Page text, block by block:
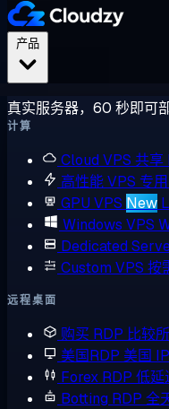
真实服务器，60 秒即可
计算
Cloud VPS 共享
高性能 VPS 专
GPU VPS New
Windows VPS
Dedicated
Custom VPS 按
远程桌面
购买 RDP 比较
美国RDP 美国
Forex RDP 低延
Botting RDP 全